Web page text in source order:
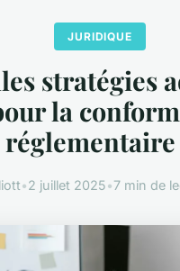
JURIDIQUE
stratégies
la
réglementaire
•2 juillet 2025•7 min de